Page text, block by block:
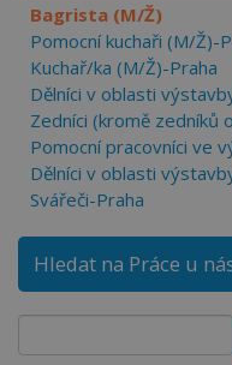
Bagrista (M/Ž)
Pomocní kuchaři (M/Ž)-
Kuchař/ka (M/Ž)-Praha
Dělníci v oblasti
Zedníci (kromě zedníků
Pomocní pracovníci ve
Dělníci v oblasti
Svářeči-Praha
Hledat na Práce u